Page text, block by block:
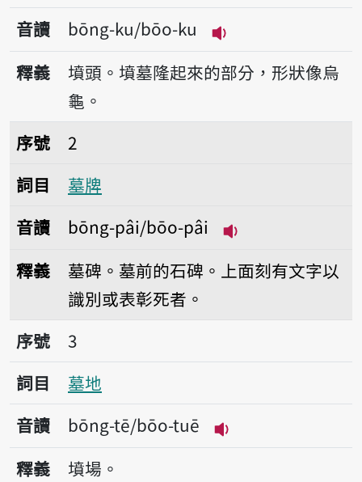
音讀
bōng-ku/bōo-ku
播放音讀bōng-ku/
釋義
墳頭。墳墓隆起來的部分，形狀像烏
龜。
序號2墓牌
序號
2
詞目
墓牌
音讀
bōng-pâi/bōo-pâi
釋義
墓碑。墓前的石碑。上面刻有文字以
識別或表彰死者。
序號3墓地
序號
3
詞目
墓地
音讀
bōng-tē/bōo-tuē
播放音讀bōng-tē/
釋義
墳場。